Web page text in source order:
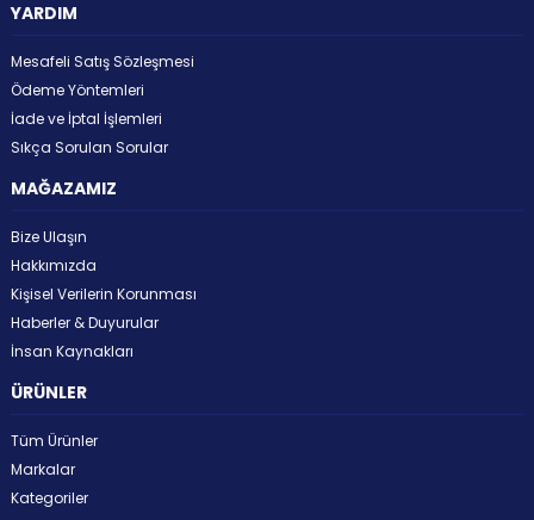
YARDIM
Mesafeli Satış Sözleşmesi
Ödeme Yöntemleri
İade ve İptal İşlemleri
Sıkça Sorulan Sorular
MAĞAZAMIZ
Bize Ulaşın
Hakkımızda
Kişisel Verilerin Korunması
Haberler & Duyurular
İnsan Kaynakları
ÜRÜNLER
Tüm Ürünler
Markalar
Kategoriler